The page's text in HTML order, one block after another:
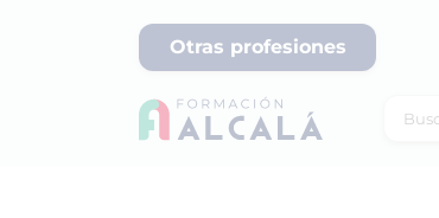
Otras profesiones